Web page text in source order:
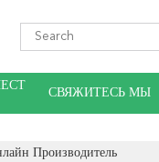
СВЯЖИТЕСЬ МЫ
Производитель